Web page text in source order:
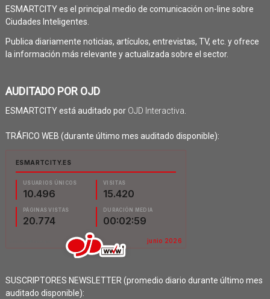
ESMARTCITY es el principal medio de comunicación on-line sobre
Ciudades Inteligentes.
Publica diariamente noticias, artículos, entrevistas, TV, etc. y ofrece
la información más relevante y actualizada sobre el sector.
AUDITADO POR OJD
ESMARTCITY está auditado por OJD Interactiva.
TRÁFICO WEB (durante último mes auditado disponible):
SUSCRIPTORES NEWSLETTER (promedio diario durante último mes
auditado disponible):